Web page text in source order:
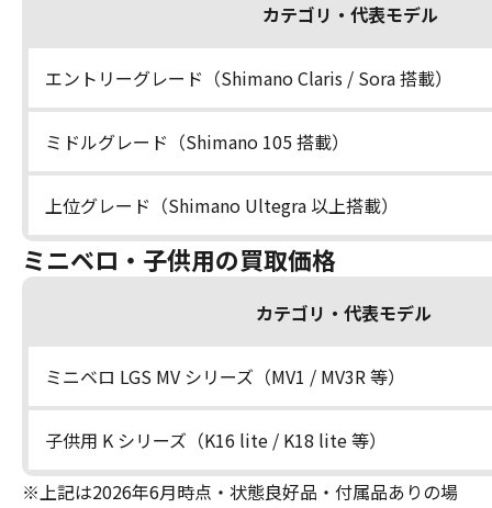
カテゴリ・代表モデル
エントリーグレード（Shimano Claris / Sora 搭載）
ミドルグレード（Shimano 105 搭載）
上位グレード（Shimano Ultegra 以上搭載）
ミニベロ・子供用の買取価格
カテゴリ・代表モデル
ミニベロ LGS MV シリーズ（MV1 / MV3R 等）
子供用 K シリーズ（K16 lite / K18 lite 等）
※上記は2026年6月時点・状態良好品・付属品ありの場